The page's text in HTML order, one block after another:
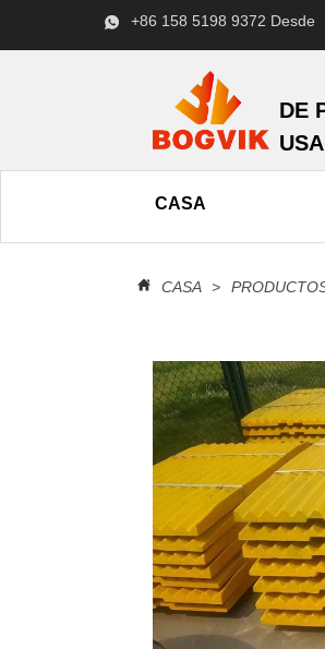
+86 158 5198 9372 Desde
DE
CASA
CASA >